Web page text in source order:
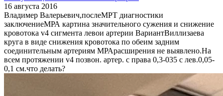
16 августа 2016
Владимер Валерьевич,послеМРТ диагностики
заключениеМРА картина значительного сужения и снижение
кровотока v4 сигмента левои артерии ВариантВиллизаева
круга в виде снижения кровотока по обеим задним
соединительным артериям МРАрасширения не выявлено.На
всем протяжении v4 позвон. артер. с права 0,3-035 с лев.0,05-
0,1 см.что делать?